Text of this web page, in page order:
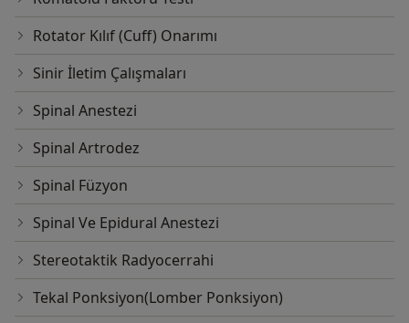
Rotator Kılıf (Cuff) Onarımı
Sinir İletim Çalışmaları
Spinal Anestezi
Spinal Artrodez
Spinal Füzyon
Spinal Ve Epidural Anestezi
Stereotaktik Radyocerrahi
Tekal Ponksiyon(Lomber Ponksiyon)